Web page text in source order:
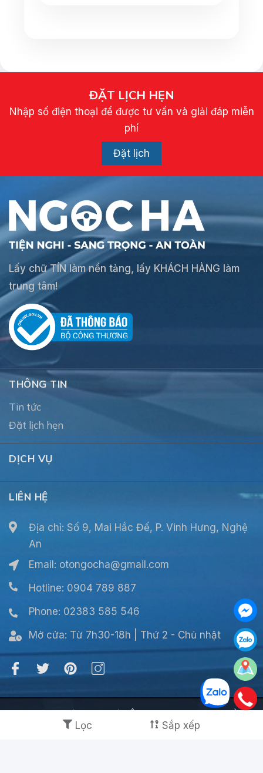
Lọc Sắp xếp
ĐẶT LỊCH HẸN
Nhập số điện thoại để được tư vấn và giải đáp miễn
phí
Đặt lịch
Lấy chữ TÍN làm nền tảng, lấy KHÁCH HÀNG làm
trung tâm!
THÔNG TIN
Tin tức
Đặt lịch hẹn
DỊCH VỤ
LIÊN HỆ
Địa chỉ: Số 9, Mai Hắc Đế, P. Vinh Hưng, Nghệ
An
Email: otongocha@gmail.com
Hotline: 0904 789 887
Phone: 02383 585 546
Mở cửa: Từ 7h30-18h | Thứ 2 - Chủ nhật
© Bản quyền thuộc về CÔNG TY TNHH NGỌC HÀ
Cung cấp bởi
Sapo